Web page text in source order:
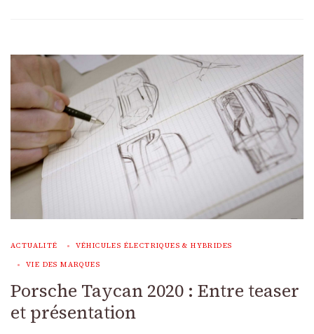
ACTUALITÉ VÉHICULES ÉLECTRIQUES & HYBRIDES
VIE DES MARQUES
Porsche Taycan 2020 : Entre teaser
et présentation